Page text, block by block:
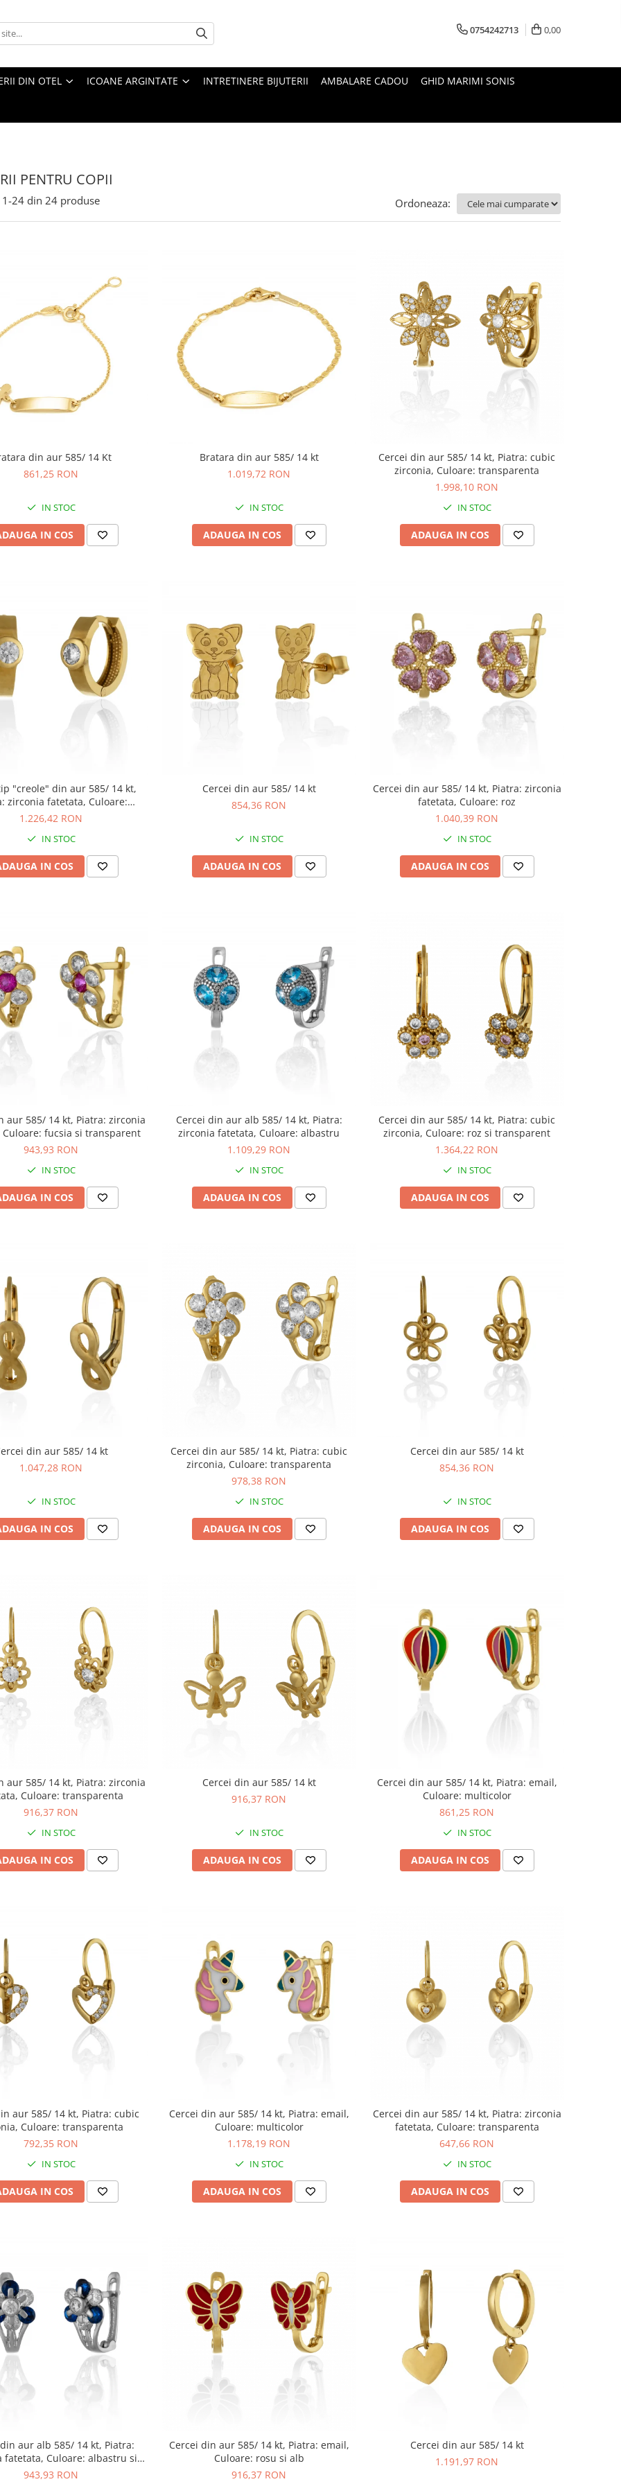
0754242713 0,00
DIN OTEL ICOANE ARGINTATE INTRETINERE BIJUTERII AMBALARE CADOU GHID MARIMI SONIS
PENTRU COPII
1-24 din 24 produse Ordoneaza:
din aur 585/ 14 Kt
861,25 RON
IN STOC
IN COS
Bratara din aur 585/ 14 kt
1.019,72 RON
IN STOC
ADAUGA IN COS
Cercei din aur 585/ 14 kt, Piatra: cubic
zirconia, Culoare: transparenta
1.998,10 RON
IN STOC
ADAUGA IN COS
"creole" din aur 585/ 14 kt,
zirconia fatetata, Culoare:
transparenta
1.226,42 RON
IN STOC
IN COS
Cercei din aur 585/ 14 kt
854,36 RON
IN STOC
ADAUGA IN COS
Cercei din aur 585/ 14 kt, Piatra: zirconia
fatetata, Culoare: roz
1.040,39 RON
IN STOC
ADAUGA IN COS
aur 585/ 14 kt, Piatra: zirconia
fucsia si transparent
943,93 RON
IN STOC
IN COS
Cercei din aur alb 585/ 14 kt, Piatra:
zirconia fatetata, Culoare: albastru
1.109,29 RON
IN STOC
ADAUGA IN COS
Cercei din aur 585/ 14 kt, Piatra: cubic
zirconia, Culoare: roz si transparent
1.364,22 RON
IN STOC
ADAUGA IN COS
din aur 585/ 14 kt
1.047,28 RON
IN STOC
IN COS
Cercei din aur 585/ 14 kt, Piatra: cubic
zirconia, Culoare: transparenta
978,38 RON
IN STOC
ADAUGA IN COS
Cercei din aur 585/ 14 kt
854,36 RON
IN STOC
ADAUGA IN COS
aur 585/ 14 kt, Piatra: zirconia
Culoare: transparenta
916,37 RON
IN STOC
IN COS
Cercei din aur 585/ 14 kt
916,37 RON
IN STOC
ADAUGA IN COS
Cercei din aur 585/ 14 kt, Piatra: email,
Culoare: multicolor
861,25 RON
IN STOC
ADAUGA IN COS
aur 585/ 14 kt, Piatra: cubic
Culoare: transparenta
792,35 RON
IN STOC
IN COS
Cercei din aur 585/ 14 kt, Piatra: email,
Culoare: multicolor
1.178,19 RON
IN STOC
ADAUGA IN COS
Cercei din aur 585/ 14 kt, Piatra: zirconia
fatetata, Culoare: transparenta
647,66 RON
IN STOC
ADAUGA IN COS
aur alb 585/ 14 kt, Piatra:
fatetata, Culoare: albastru si
transparent
943,93 RON
Cercei din aur 585/ 14 kt, Piatra: email,
Culoare: rosu si alb
916,37 RON
Cercei din aur 585/ 14 kt
1.191,97 RON